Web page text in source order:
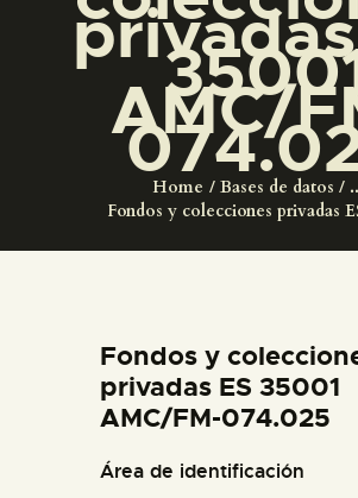
AMC/
Home Bases de datos
Fondos y colecciones privadas
ACTIVIDADES
█
EL MUSEO
ESPAÑOL
Fondos y
privadas ES 35001
AMC/FM-074.025
Área de identificación